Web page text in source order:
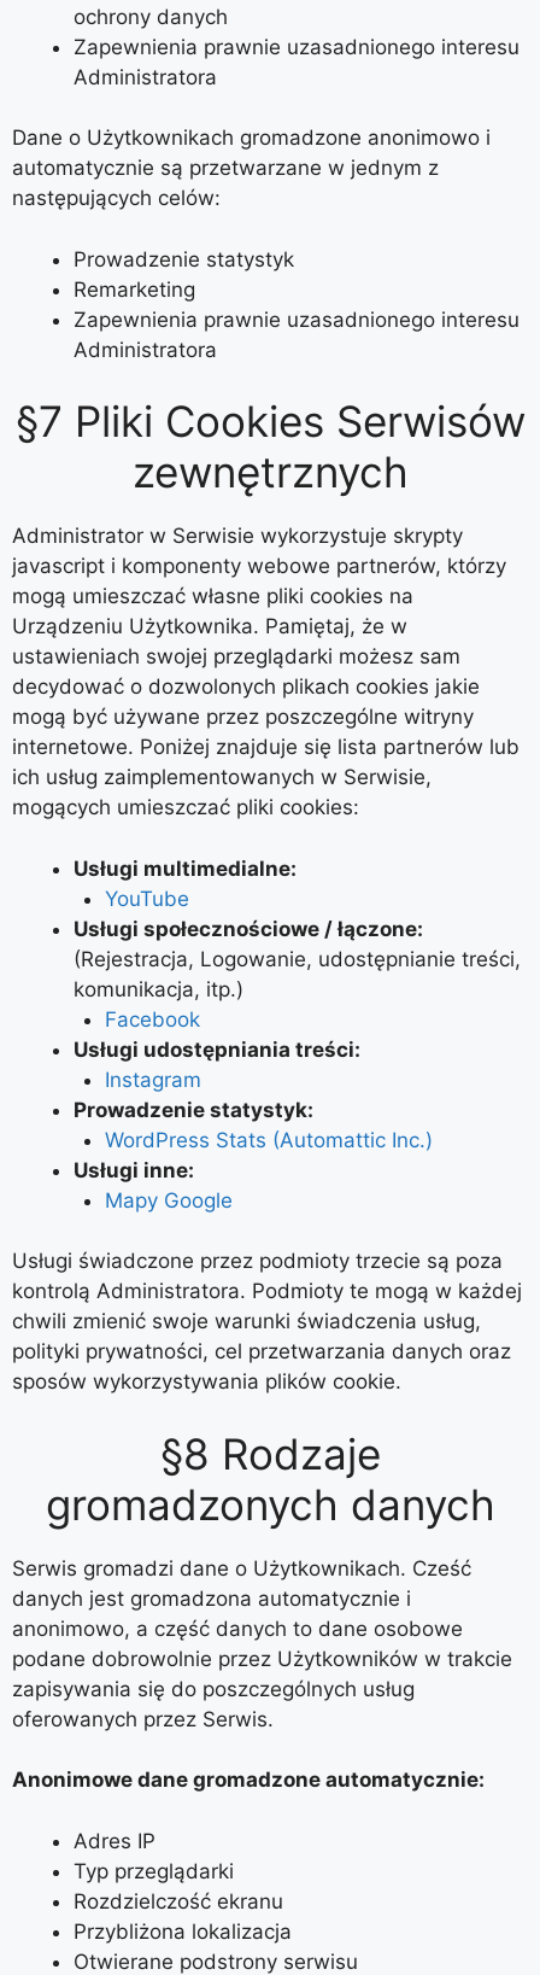
ochrony danych
Zapewnienia prawnie uzasadnionego interesu
Administratora
Dane o Użytkownikach gromadzone anonimowo i
automatycznie są przetwarzane w jednym z
następujących celów:
Prowadzenie statystyk
Remarketing
Zapewnienia prawnie uzasadnionego interesu
Administratora
§7 Pliki Cookies Serwisów
zewnętrznych
Administrator w Serwisie wykorzystuje skrypty
javascript i komponenty webowe partnerów, którzy
mogą umieszczać własne pliki cookies na
Urządzeniu Użytkownika. Pamiętaj, że w
ustawieniach swojej przeglądarki możesz sam
decydować o dozwolonych plikach cookies jakie
mogą być używane przez poszczególne witryny
internetowe. Poniżej znajduje się lista partnerów lub
ich usług zaimplementowanych w Serwisie,
mogących umieszczać pliki cookies:
Usługi multimedialne:
YouTube
Usługi społecznościowe / łączone:
(Rejestracja, Logowanie, udostępnianie treści,
komunikacja, itp.)
Facebook
Usługi udostępniania treści:
Instagram
Prowadzenie statystyk:
WordPress Stats (Automattic Inc.)
Usługi inne:
Mapy Google
Usługi świadczone przez podmioty trzecie są poza
kontrolą Administratora. Podmioty te mogą w każdej
chwili zmienić swoje warunki świadczenia usług,
polityki prywatności, cel przetwarzania danych oraz
sposów wykorzystywania plików cookie.
§8 Rodzaje
gromadzonych danych
Serwis gromadzi dane o Użytkownikach. Cześć
danych jest gromadzona automatycznie i
anonimowo, a część danych to dane osobowe
podane dobrowolnie przez Użytkowników w trakcie
zapisywania się do poszczególnych usług
oferowanych przez Serwis.
Anonimowe dane gromadzone automatycznie:
Adres IP
Typ przeglądarki
Rozdzielczość ekranu
Przybliżona lokalizacja
Otwierane podstrony serwisu